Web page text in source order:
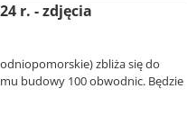
r. - zdjęcia
zbliża się do
budowy 100 obwodnic. Będzie